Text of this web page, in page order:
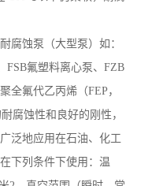
腐蚀泵（大型泵）如：
FSB氟塑料离心泵、FZB
全氟代乙丙烯（FEP，
腐蚀性和良好的刚性，
泛地应用在石油、化工
下列条件下使用：温